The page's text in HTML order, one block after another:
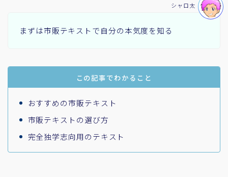
まずは市販テキストで自分の本気度を知る
シャロ太
この記事でわかること
おすすめの市販テキスト
市販テキストの選び方
完全独学志向用のテキスト